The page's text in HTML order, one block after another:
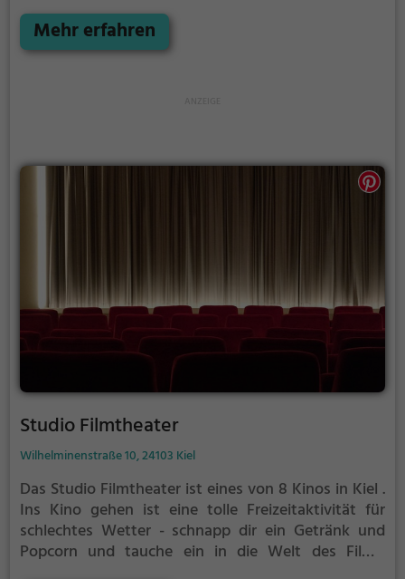
gewinnen. Im Escape Room ist für Einzelkämpfer
kein Platz. Nur wer als Gruppe zusammenarbeitet
Mehr erfahren
Studio Filmtheater
Wilhelminenstraße 10, 24103 Kiel
Das Studio Filmtheater ist eines von 8 Kinos in Kiel .
Ins Kino gehen ist eine tolle Freizeitaktivität für
schlechtes Wetter - schnapp dir ein Getränk und
Popcorn und tauche ein in die Welt des Films.